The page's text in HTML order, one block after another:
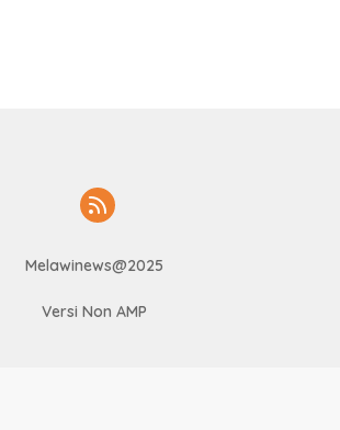
Melawinews@2025
Versi Non AMP